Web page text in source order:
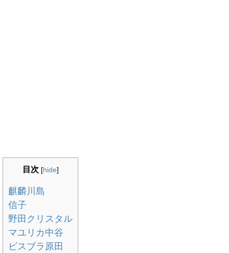
目次 [hide]
麒麟川島
信子
野田クリスタル
マユリカ中谷
ビスブラ原田